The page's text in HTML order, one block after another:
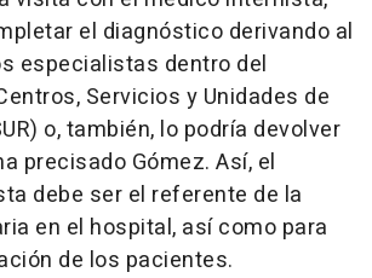
el diagnóstico derivando al
especialistas dentro del
Servicios y Unidades de
o, también, lo podría devolver
precisado Gómez. Así, el
debe ser el referente de la
en el hospital, así como para
de los pacientes.